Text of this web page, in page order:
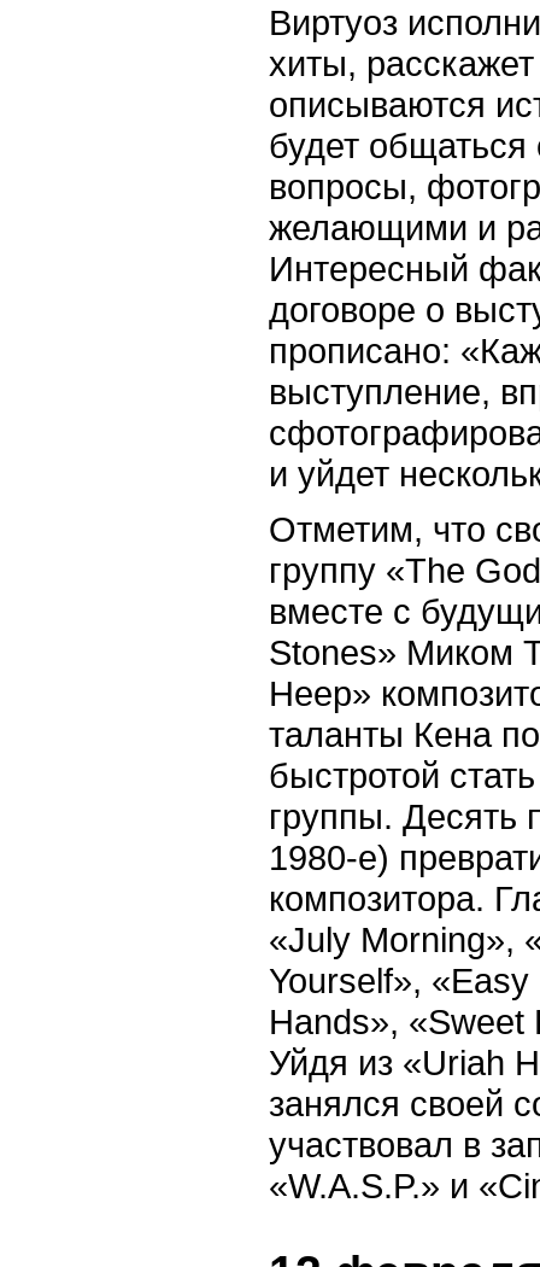
Виртуоз
хиты,
описываются
будет общаться
вопросы,
желающими и
Интересный
договоре о
прописано:
выступление,
и уйдет
Отметим, что
группу «The
вместе с
Stones» Миком
Heep»
таланты Кена
быстротой
группы.
1980-е)
композитора.
«July Morning»,
Yourself»,
Hands», «Sweet
Уйдя из «Uriah
занялся своей
участвовал в
«W.A.S.P.» и